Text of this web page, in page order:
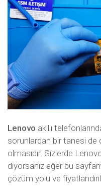
Lenovo akıllı
sorunlardan bir tanesi de
olmasıdır. Sizlerde
diyorsanız eğer bu
çözüm yolu ve